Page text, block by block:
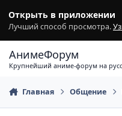
Открыть в приложении
Лучший способ просмотра.
АнимеФорум
Крупнейший аниме-форум на
Главная Общение